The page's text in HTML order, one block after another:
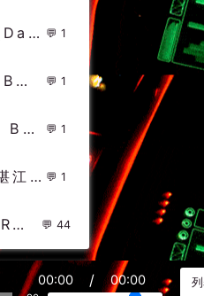
Ashlee Simpson - Outta My Head(Dat Myn Mix)-越鼓女LakHouse - 外文Remix 越南鼓 越南风格 1
深圳DJ小威_(个人小型汽车私货中英CLUB激情慢嗨碟） 1
DjFlako - Make Your Move(Faraty Bounce Rmx 2024) - 外文Remix 越南鼓 越南风格 1
2014年、Dj林观金.独家提供迷你曲赠送湛江dj永东最高层次慢摇! 1
孙楠 - 留什么给你(Dj星少 ProgHouse Rmx 2022) - 中文Remix 中文CLUB 华语Remix 44
00:00 / 00:00